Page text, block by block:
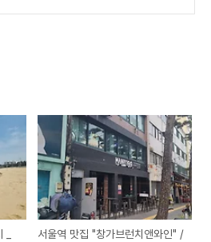
서울역 맛집 "창가브런치앤와인" /